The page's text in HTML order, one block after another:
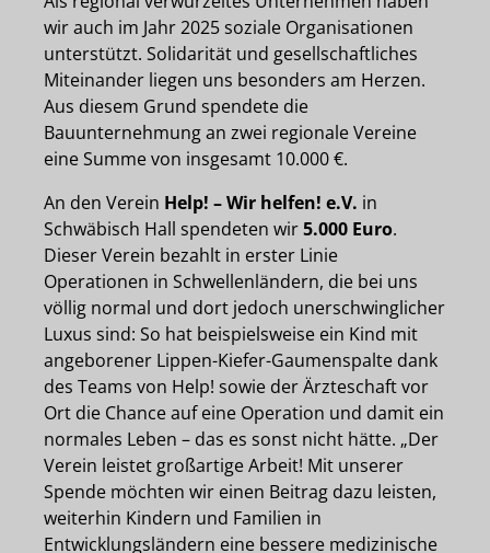
wir auch im Jahr 2025 soziale Organisationen
unterstützt. Solidarität und gesellschaftliches
Miteinander liegen uns besonders am Herzen.
Aus diesem Grund spendete die
Bauunternehmung an zwei regionale Vereine
eine Summe von insgesamt 10.000 €.
An den Verein Help! – Wir helfen! e.V. in
Schwäbisch Hall spendeten wir5.000 Euro.
Dieser Verein bezahlt in erster Linie
Operationen in Schwellenländern, die bei uns
völlig normal und dort jedoch unerschwinglicher
Luxus sind: So hat beispielsweise ein Kind mit
angeborener Lippen-Kiefer-Gaumenspalte dank
des Teams von Help! sowie der Ärzteschaft vor
Ort die Chance auf eine Operation und damit ein
normales Leben – das es sonst nicht hätte. „Der
Verein leistet großartige Arbeit! Mit unserer
Spende möchten wir einen Beitrag dazu leisten,
weiterhin Kindern und Familien in
Entwicklungsländern eine bessere medizinische